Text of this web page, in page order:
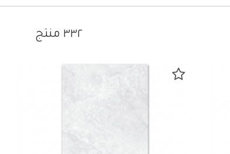
٣٣٢ منتج